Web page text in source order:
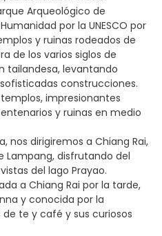
Arqueológico de
por la UNESCO por
y ruinas rodeados de
de los varios siglos de
tailandesa, levantando
construcciones.
impresionantes
y ruinas en medio
nos dirigiremos a Chiang Rai,
Lampang, disfrutando del
del lago Prayao.
a Chiang Rai por la tarde,
y conocida por la
te y café y sus curiosos